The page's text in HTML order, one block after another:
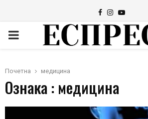
Facebook
Instagram
Youtube
PRIMARY
Почетна медицина
Ознака : медицина